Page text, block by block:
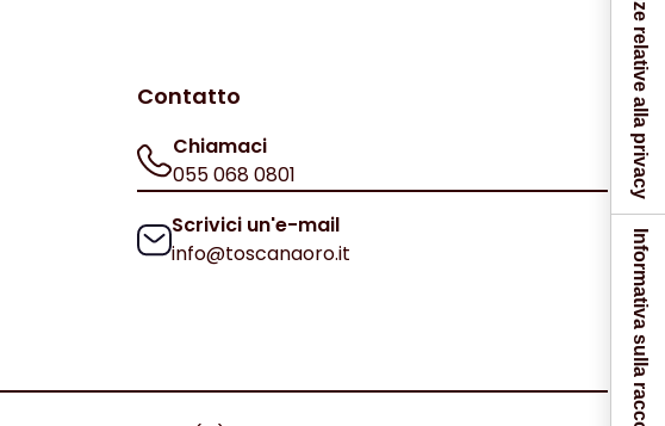
Contatto
Chiamaci
055 068 0801
Scrivici un'e-mail
info@toscanaoro.it
Informativa sulla raccolta